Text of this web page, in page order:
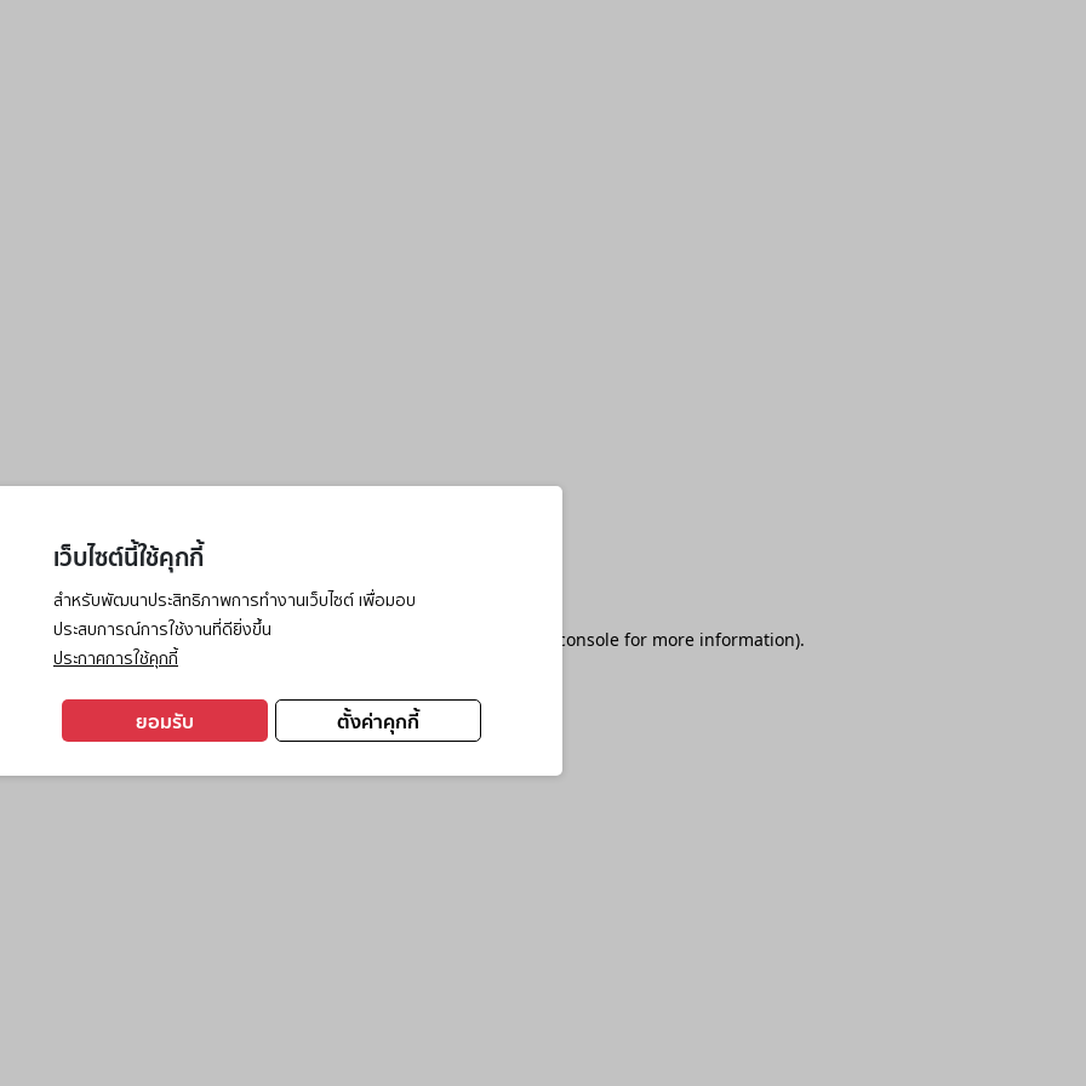
เว็บไซต์นี้ใช้คุกกี้
สำหรับพัฒนาประสิทธิภาพการทำงานเว็บไซต์ เพื่อมอบ
ประสบการณ์การใช้งานที่ดียิ่งขึ้น
ประกาศการใช้คุกกี้
ตั้งค่าคุกกี้
ยอมรับ
has occurred while loading browser console for more information).